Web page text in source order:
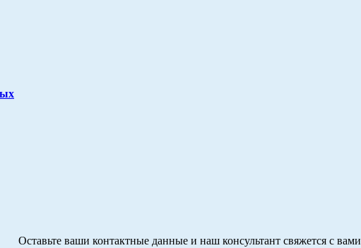
Оставьте ваши контактные данные и наш консультант свяжется с вами